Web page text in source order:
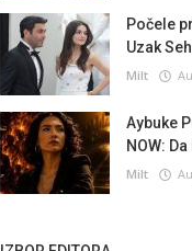
Počele
Uzak
Milt
Aybuke
NOW:
Milt